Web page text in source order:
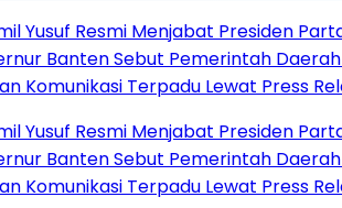
Menjabat Presiden Partai
Pemerintah Daerah Tak
Lewat Press Release
Menjabat Presiden Partai
Pemerintah Daerah Tak
Lewat Press Release